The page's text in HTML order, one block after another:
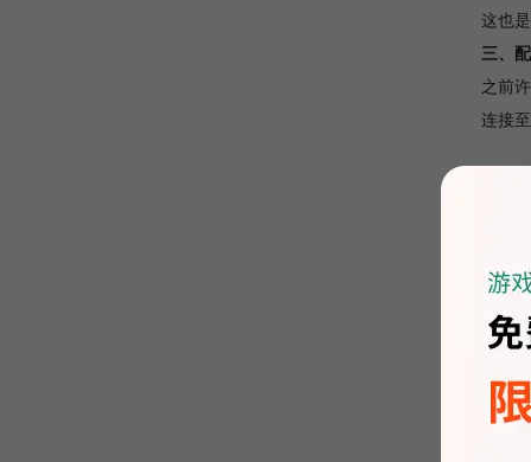
这也
三、
之前
连接